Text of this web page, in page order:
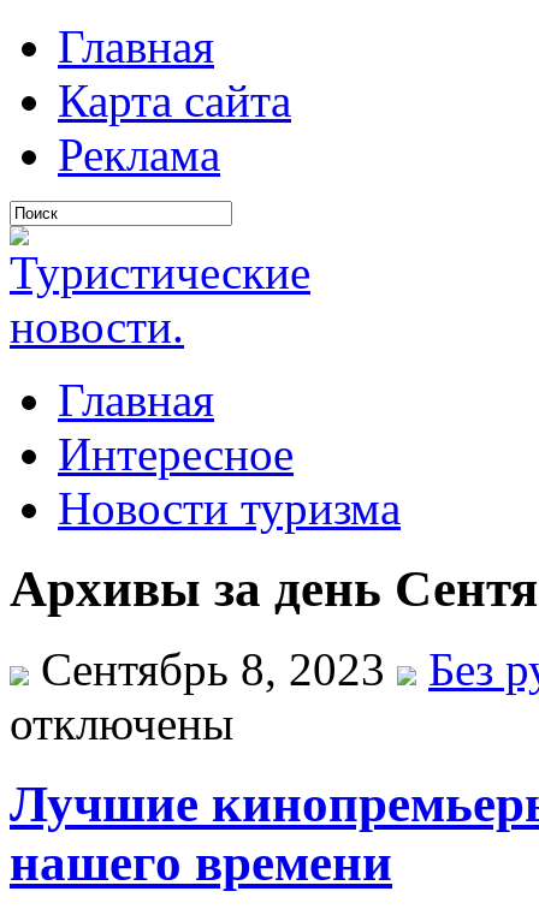
Главная
Карта сайта
Реклама
Главная
Интересное
Новости туризма
Архивы за день
Сентябрь 8, 2023
Без
отключены
Лучшие
нашего времени